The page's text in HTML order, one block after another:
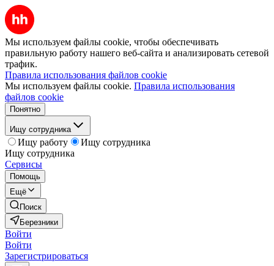
Мы используем файлы cookie, чтобы обеспечивать
правильную работу нашего веб-сайта и анализировать сетевой
трафик.
Правила использования файлов cookie
Мы используем файлы cookie. Правила использования
файлов cookie
Понятно
Ищу сотрудника
Ищу работу
Ищу сотрудника
Ищу сотрудника
Сервисы
Помощь
Ещё
Поиск
Березники
Войти
Войти
Зарегистрироваться